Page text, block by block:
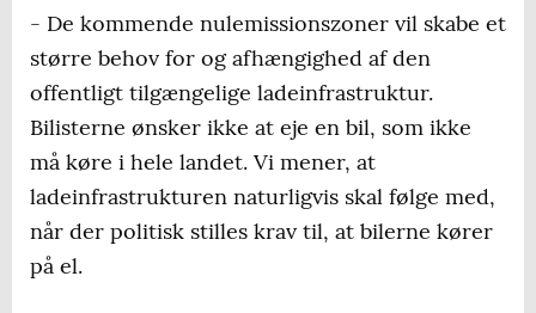
- De kommende nulemissionszoner vil skabe et
større behov for og afhængighed af den
offentligt tilgængelige ladeinfrastruktur.
Bilisterne ønsker ikke at eje en bil, som ikke
må køre i hele landet. Vi mener, at
ladeinfrastrukturen naturligvis skal følge med,
når der politisk stilles krav til, at bilerne kører
på el.